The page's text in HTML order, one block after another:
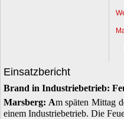
Einsatzbericht
Brand in Industriebetrieb:
Marsberg: Am späten Mittag
einem Industriebetrieb. Die